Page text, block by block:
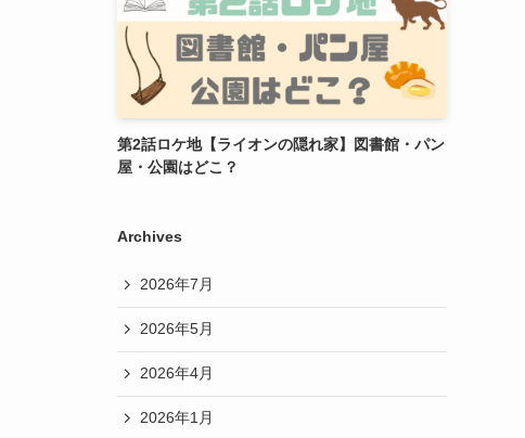
第2話ロケ地【ライオンの隠れ家】図書館・パン
屋・公園はどこ？
Archives
2026年7月
2026年5月
2026年4月
2026年1月